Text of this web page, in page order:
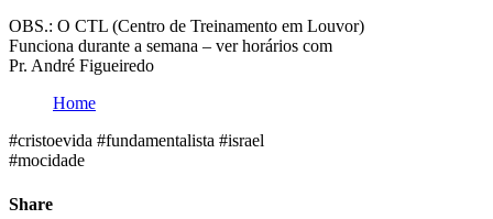
OBS.: O CTL (Centro de Treinamento em Louvor)
Funciona durante a semana – ver horários com
Pr. André Figueiredo
Home
#cristoevida #fundamentalista #israel
#mocidade
Share